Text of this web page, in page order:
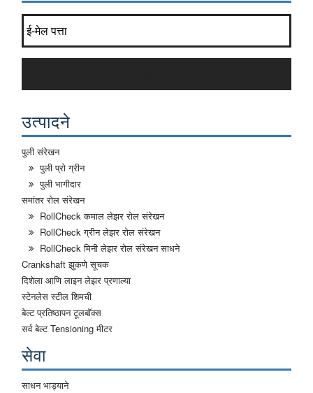
आमचे वृत्तपत्र यादी सामील व्हा? *
उत्पादने
पुली संरेखन
पुली प्रो ग्रीन
पुली भागीदार
समांतर रोल संरेखन
RollCheck कमाल लेझर रोल संरेखन
RollCheck ग्रीन लेझर रोल संरेखन
RollCheck मिनी लेझर रोल संरेखन साधने
Crankshaft झुकणे सूचक
दिशेला आणि लाइन लेझर प्रणाल्या
स्टेनलेस स्टील शिमची
बेल्ट प्रतिष्ठापन टूलबॉक्स
सर्व बेल्ट Tensioning मीटर
सेवा
साधन भाड्याने